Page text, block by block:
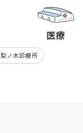
花之木保育
第2風の丘
風の丘
みどり保育園
医療
梨ノ木診療所